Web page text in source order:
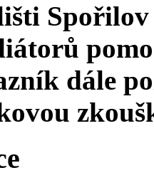
Spořilov
dále